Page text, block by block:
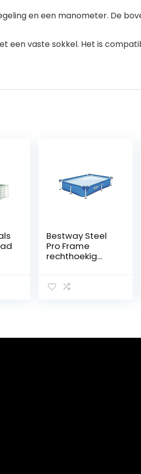
en een manometer. De
een vaste sokkel. Het is
Bestway Steel
Pro Frame
rechthoekig
221 x 150 x 43 cm